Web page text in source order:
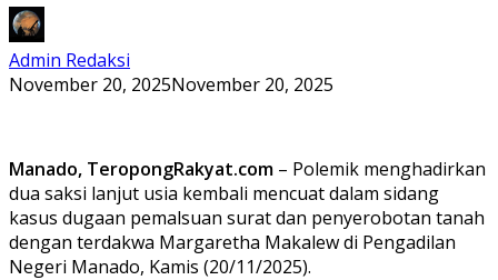
Admin Redaksi
November 20, 2025November 20, 2025
Manado, TeropongRakyat.com – Polemik menghadirkan
dua saksi lanjut usia kembali mencuat dalam sidang
kasus dugaan pemalsuan surat dan penyerobotan tanah
dengan terdakwa Margaretha Makalew di Pengadilan
Negeri Manado, Kamis (20/11/2025).